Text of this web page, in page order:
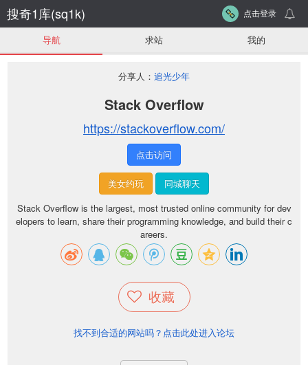
搜奇1库(sq1k) 点击登录
导航 求站 我的
分享人： 追光少年
Stack Overflow
https://stackoverflow.com/
点击访问
美女约玩
同城聊天
Stack Overflow is the largest, most trusted online community for dev
elopers to learn, share their programming knowledge, and build their c
areers.
收藏
找不到合适的网站吗？点击此处进入论坛